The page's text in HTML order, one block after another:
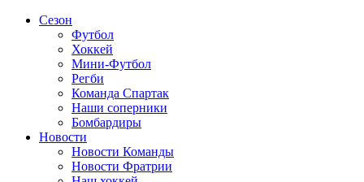
Сезон
Футбол
Хоккей
Мини-Футбол
Регби
Команда Спартак
Наши соперники
Бомбардиры
Новости
Новости Команды
Новости Фратрии